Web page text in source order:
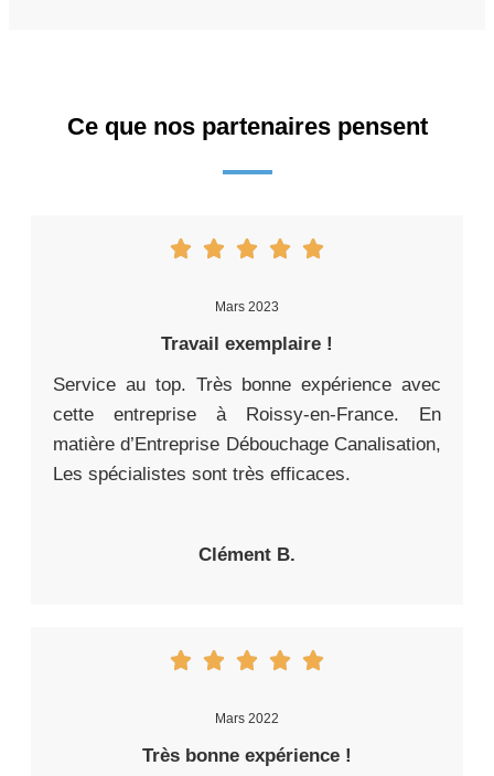
Ce que nos partenaires pensent
Mars 2023
Travail exemplaire !
Service au top. Très bonne expérience avec
cette entreprise à Roissy-en-France. En
matière d’Entreprise Débouchage Canalisation,
Les spécialistes sont très efficaces.
Clément B.
Mars 2022
Très bonne expérience !